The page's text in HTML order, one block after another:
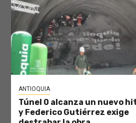
ANTIOQUIA
Túnel 0 alcanza un nuevo
y Federico Gutiérrez exige